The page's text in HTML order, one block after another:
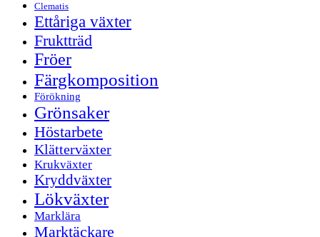
Clematis
Ettåriga växter
Fruktträd
Fröer
Färgkomposition
Förökning
Grönsaker
Höstarbete
Klätterväxter
Krukväxter
Kryddväxter
Lökväxter
Marklära
Marktäckare